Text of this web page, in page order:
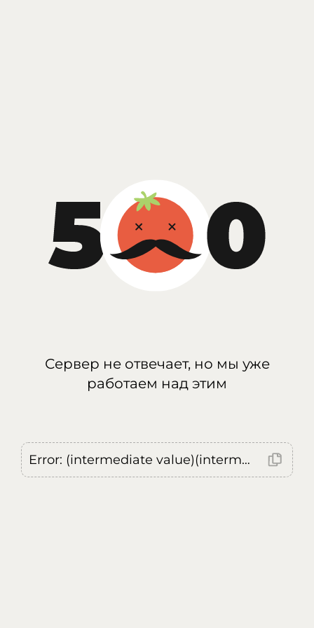
Сервер не отвечает, но мы уже
работаем над этим
Error: (intermediate value)(intermediate value)(intermediate value).replaceAll is not a function